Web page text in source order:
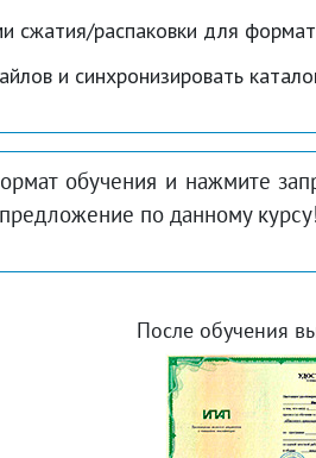
сжатия/распаковки для
и синхронизировать
обучения и нажмите
по данному
После обучения